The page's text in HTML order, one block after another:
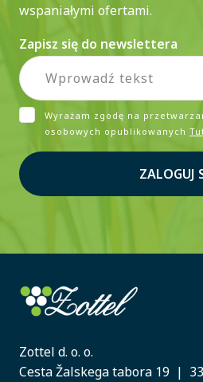
wspaniałymi ofertami.
Zapisz się do newslettera
Wyrażam zgodę na
osobowych opublikowanych
ZALOGUJ
Zottel d. o. o.
Cesta Žalskega tabora 19 |